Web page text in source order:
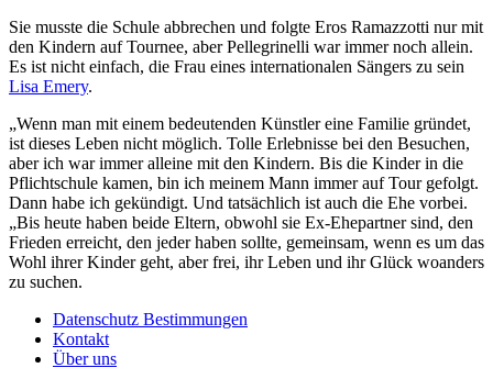
Sie musste die Schule abbrechen und folgte Eros Ramazzotti nur mit
den Kindern auf Tournee, aber Pellegrinelli war immer noch allein.
Es ist nicht einfach, die Frau eines internationalen Sängers zu sein
Lisa Emery.
„Wenn man mit einem bedeutenden Künstler eine Familie gründet,
ist dieses Leben nicht möglich. Tolle Erlebnisse bei den Besuchen,
aber ich war immer alleine mit den Kindern. Bis die Kinder in die
Pflichtschule kamen, bin ich meinem Mann immer auf Tour gefolgt.
Dann habe ich gekündigt. Und tatsächlich ist auch die Ehe vorbei.
„Bis heute haben beide Eltern, obwohl sie Ex-Ehepartner sind, den
Frieden erreicht, den jeder haben sollte, gemeinsam, wenn es um das
Wohl ihrer Kinder geht, aber frei, ihr Leben und ihr Glück woanders
zu suchen.
Datenschutz Bestimmungen
Kontakt
Über uns